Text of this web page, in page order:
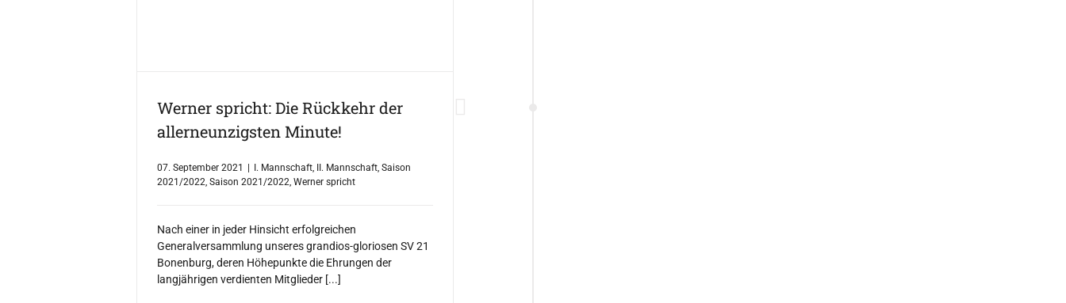
Werner spricht: Die Rückkehr der
allerneunzigsten Minute!
07. September 2021 I. Mannschaft, II. Mannschaft, Saison
2021/2022, Saison 2021/2022, Werner spricht
Nach einer in jeder Hinsicht erfolgreichen
Generalversammlung unseres grandios-gloriosen SV 21
Bonenburg, deren Höhepunkte die Ehrungen der
langjährigen verdienten Mitglieder [...]